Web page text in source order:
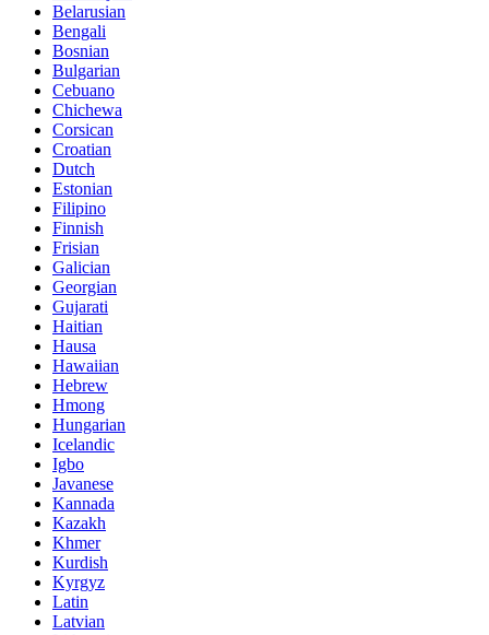
Belarusian
Bengali
Bosnian
Bulgarian
Cebuano
Chichewa
Corsican
Croatian
Dutch
Estonian
Filipino
Finnish
Frisian
Galician
Georgian
Gujarati
Haitian
Hausa
Hawaiian
Hebrew
Hmong
Hungarian
Icelandic
Igbo
Javanese
Kannada
Kazakh
Khmer
Kurdish
Kyrgyz
Latin
Latvian